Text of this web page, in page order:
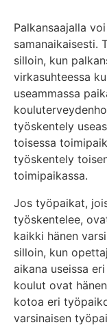
Palkansaajalla
samanaikaisesti.
silloin, kun
virkasuhteessa
useammassa
työskentely
toisessa
työskentely
toimipaikassa.
Jos työpaikat,
työskentelee,
kaikki hänen
silloin, kun
aikana useissa
koulut ovat
kotoa eri
varsinaisen